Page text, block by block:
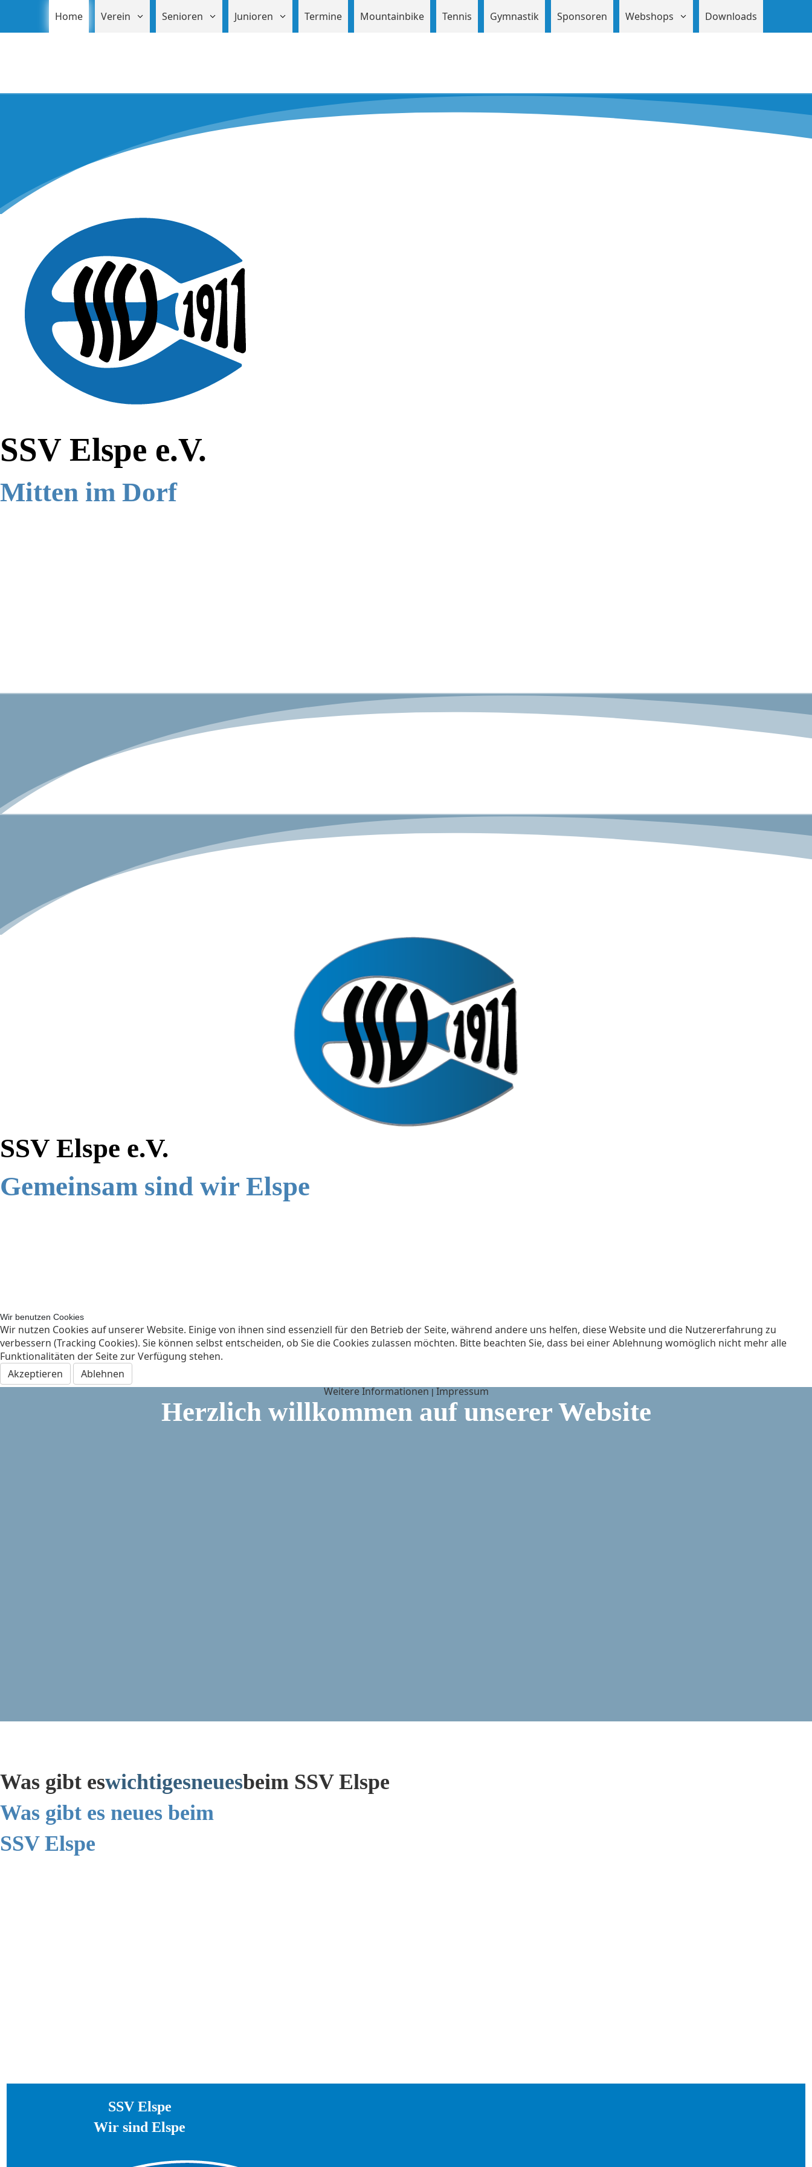
Home Verein Senioren Junioren Termine Mountainbike Tennis Gymnastik Sponsoren Webshops Downloads
SSV Elspe e.V.
Mitten im Dorf
SSV Elspe e.V.
Gemeinsam sind wir Elspe
Herzlich willkommen auf unserer Website
Was gibt eswichtigesneuesbeim SSV Elspe
Was gibt es neues beim
SSV Elspe
SSV Elspe
Wir sind Elspe
Wir benutzen Cookies
Wir nutzen Cookies auf unserer Website. Einige von ihnen sind essenziell für den Betrieb der Seite, während andere uns helfen, diese Website und die Nutzererfahrung zu
verbessern (Tracking Cookies). Sie können selbst entscheiden, ob Sie die Cookies zulassen möchten. Bitte beachten Sie, dass bei einer Ablehnung womöglich nicht mehr alle
Funktionalitäten der Seite zur Verfügung stehen.
Akzeptieren
Ablehnen
Weitere Informationen | Impressum